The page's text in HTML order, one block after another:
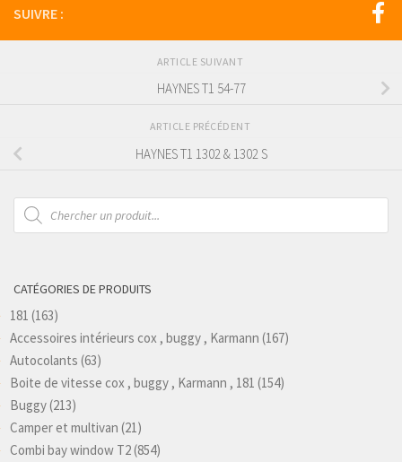
SUIVRE :
ARTICLE SUIVANT
HAYNES T1 54-77
ARTICLE PRÉCÉDENT
HAYNES T1 1302 & 1302 S
Recherche
de
produits
CATÉGORIES DE PRODUITS
181 (163)
Accessoires intérieurs cox , buggy , Karmann (167)
Autocolants (63)
Boite de vitesse cox , buggy , Karmann , 181 (154)
Buggy(213)
Camper et multivan (21)
Combi bay window T2(854)